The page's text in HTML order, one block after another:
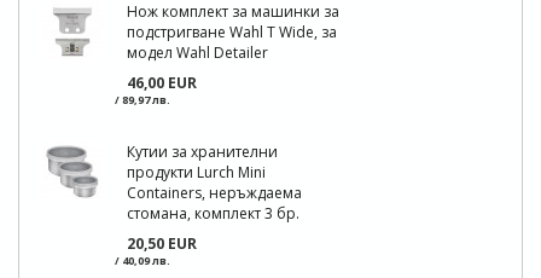
Нож комплект за машинки за
подстригване Wahl T Wide, за
модел Wahl Detailer
46,00 EUR
/ 89,97 лв.
Кутии за хранителни
продукти Lurch Mini
Containers, неръждаема
стомана, комплект 3 бр.
20,50 EUR
/ 40,09 лв.